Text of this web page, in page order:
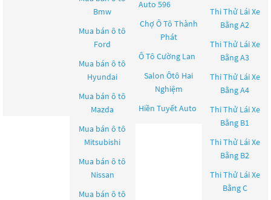
Bmw
Mua bán ô tô
Ford
Mua bán ô tô
Hyundai
Mua bán ô tô
Mazda
Mua bán ô tô
Mitsubishi
Mua bán ô tô
Nissan
Mua bán ô tô
Auto 596
Chợ Ô Tô Thành
Phát
Ô Tô Cường Lan
Salon Ôtô Hai
Nghiệm
Hiền Tuyết Auto
Thi Thử Lái Xe
Bằng A2
Thi Thử Lái Xe
Bằng A3
Thi Thử Lái Xe
Bằng A4
Thi Thử Lái Xe
Bằng B1
Thi Thử Lái Xe
Bằng B2
Thi Thử Lái Xe
Bằng C